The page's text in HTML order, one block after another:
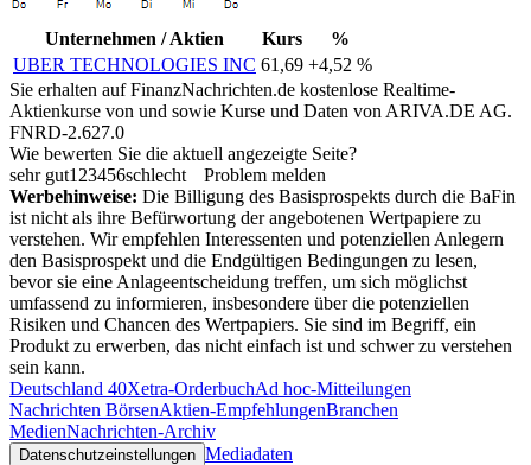
Unternehmen / Aktien Kurs
%
UBER TECHNOLOGIES INC 61,69 +4,52 %
Sie erhalten auf FinanzNachrichten.de kostenlose Realtime-
Aktienkurse von und sowie Kurse und Daten von ARIVA.DE AG.
FNRD-2.627.0
Wie bewerten Sie die aktuell angezeigte Seite?
sehr gut1 23456schlecht
Problem melden
Werbehinweise: Die Billigung des Basisprospekts durch die BaFin
ist nicht als ihre Befürwortung der angebotenen Wertpapiere zu
verstehen. Wir empfehlen Interessenten und potenziellen Anlegern
den Basisprospekt und die Endgültigen Bedingungen zu lesen,
bevor sie eine Anlageentscheidung treffen, um sich möglichst
umfassend zu informieren, insbesondere über die potenziellen
Risiken und Chancen des Wertpapiers. Sie sind im Begriff, ein
Produkt zu erwerben, das nicht einfach ist und schwer zu verstehen
sein kann.
Deutschland 40Xetra-OrderbuchAd hoc-Mitteilungen
Nachrichten BörsenAktien-EmpfehlungenBranchen
MedienNachrichten-Archiv
Datenschutzeinstellungen Mediadaten